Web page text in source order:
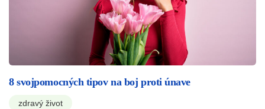
8 svojpomocných tipov na boj proti únave
zdravý život